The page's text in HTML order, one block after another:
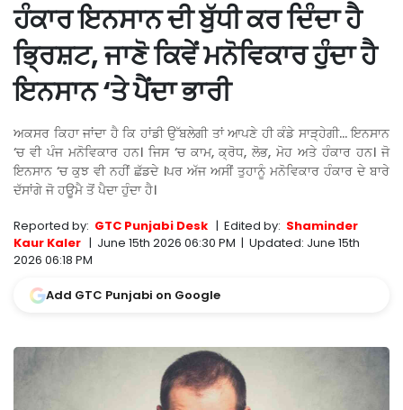
ਹੰਕਾਰ ਇਨਸਾਨ ਦੀ ਬੁੱਧੀ ਕਰ ਦਿੰਦਾ ਹੈ
ਭ੍ਰਿਸ਼ਟ, ਜਾਣੋ ਕਿਵੇਂ ਮਨੋਵਿਕਾਰ ਹੁੰਦਾ ਹੈ
ਇਨਸਾਨ ‘ਤੇ ਪੈਂਦਾ ਭਾਰੀ
ਅਕਸਰ ਕਿਹਾ ਜਾਂਦਾ ਹੈ ਕਿ ਹਾਂਡੀ ਉੱਬਲੇਗੀ ਤਾਂ ਆਪਣੇ ਹੀ ਕੰਡੇ ਸਾੜ੍ਹੇਗੀ… ਇਨਸਾਨ
‘ਚ ਵੀ ਪੰਜ ਮਨੋਵਿਕਾਰ ਹਨ। ਜਿਸ ‘ਚ ਕਾਮ, ਕ੍ਰੋਧ, ਲੋਭ, ਮੋਹ ਅਤੇ ਹੰਕਾਰ ਹਨ। ਜੋ
ਇਨਸਾਨ ‘ਚ ਕੁਝ ਵੀ ਨਹੀਂ ਛੱਡਦੇ ।ਪਰ ਅੱਜ ਅਸੀਂ ਤੁਹਾਨੂੰ ਮਨੋਵਿਕਾਰ ਹੰਕਾਰ ਦੇ ਬਾਰੇ
ਦੱਸਾਂਗੇ ਜੋ ਹਊਮੈ ਤੋਂ ਪੈਦਾ ਹੁੰਦਾ ਹੈ।
Reported by: GTC Punjabi Desk | Edited by: Shaminder
Kaur Kaler | June 15th 2026 06:30 PM | Updated: June 15th
2026 06:18 PM
Add GTC Punjabi on Google